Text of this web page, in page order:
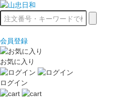
会員登録
お気に入り
ログイン